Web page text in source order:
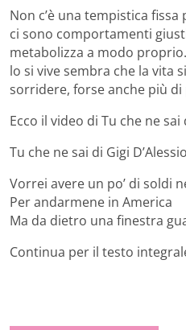
Non c’è una tempistica
ci sono comportamenti
metabolizza a modo proprio.
lo si vive sembra che la vita
sorridere, forse anche più di
Ecco il video di Tu che ne sai
Tu che ne sai di Gigi
Vorrei avere un po’ di soldi
Per andarmene in America
Ma da dietro una finestra
Continua per il testo